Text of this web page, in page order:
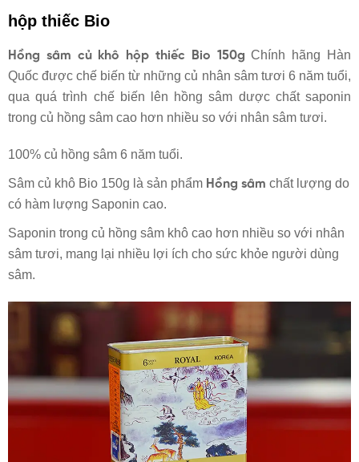
hộp thiếc Bio
Hồng sâm củ khô hộp thiếc Bio 150gChính hãng Hàn
Quốc được chế biến từ những củ nhân sâm tươi 6 năm tuổi,
qua quá trình chế biến lên hồng sâm dược chất saponin
trong củ hồng sâm cao hơn nhiều so với nhân sâm tươi.
100% củ hồng sâm 6 năm tuổi.
Sâm củ khô Bio 150g là sản phẩm Hồng sâm chất lượng do
có hàm lượng Saponin cao.
Saponin trong củ hồng sâm khô cao hơn nhiều so với nhân
sâm tươi, mang lại nhiều lợi ích cho sức khỏe người dùng
sâm.